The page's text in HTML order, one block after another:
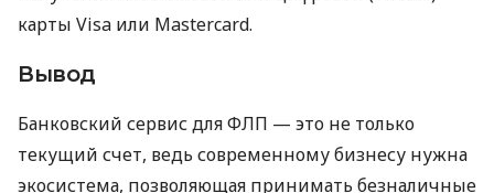
карты Visa или Mastercard.
Вывод
Банковский сервис для ФЛП — это не только
текущий счет, ведь современному бизнесу нужна
экосистема, позволяющая принимать безналичные